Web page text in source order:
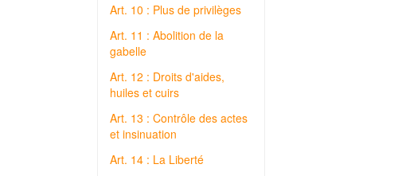
Art. 10 : Plus de privilèges
Art. 11 : Abolition de la
gabelle
Art. 12 : Droits d'aides,
huiles et cuirs
Art. 13 : Contrôle des actes
et insinuation
Art. 14 : La Liberté